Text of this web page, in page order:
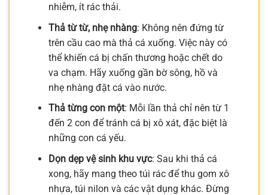
nhiễm, ít rác thải.
Thả từ từ, nhẹ nhàng: Không nên đứng từ
trên cầu cao mà thả cá xuống. Việc này có
thể khiến cá bị chấn thương hoặc chết do
va chạm. Hãy xuống gần bờ sông, hồ và
nhẹ nhàng đặt cá vào nước.
Thả từng con một: Mỗi lần thả chỉ nên từ 1
đến 2 con để tránh cá bị xô xát, đặc biệt là
những con cá yếu.
Dọn dẹp vệ sinh khu vực: Sau khi thả cá
xong, hãy mang theo túi rác để thu gom xô
nhựa, túi nilon và các vật dụng khác. Đừng